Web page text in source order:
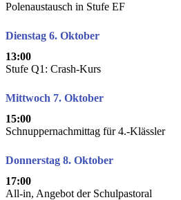
Polenaustausch in Stufe EF
Dienstag 6. Oktober
13:00
Stufe Q1: Crash-Kurs
Mittwoch 7. Oktober
15:00
Schnuppernachmittag für 4.-Klässler
Donnerstag 8. Oktober
17:00
All-in, Angebot der Schulpastoral